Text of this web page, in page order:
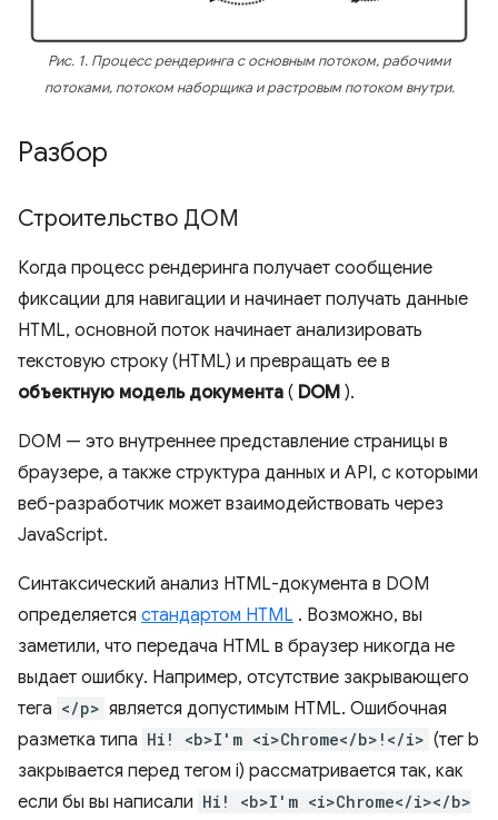
Рис. 1. Процесс рендеринга с основным потоком, рабочими
потоками, потоком наборщика и растровым потоком внутри.
Разбор
Строительство ДОМ
Когда процесс рендеринга получает сообщение
фиксации для навигации и начинает получать данные
HTML, основной поток начинает анализировать
текстовую строку (HTML) и превращать ее в
объектную модель документа ( DOM ).
DOM — это внутреннее представление страницы в
браузере, а также структура данных и API, с которыми
веб-разработчик может взаимодействовать через
JavaScript.
Синтаксический анализ HTML-документа в DOM
определяется стандартом HTML . Возможно, вы
заметили, что передача HTML в браузер никогда не
выдает ошибку. Например, отсутствие закрывающего
тега </p> является допустимым HTML. Ошибочная
разметка типа Hi! <b>I'm <i>Chrome</b>!</i> (тег b
закрывается перед тегом i) рассматривается так, как
если бы вы написали Hi! <b>I'm <i>Chrome</i></b>